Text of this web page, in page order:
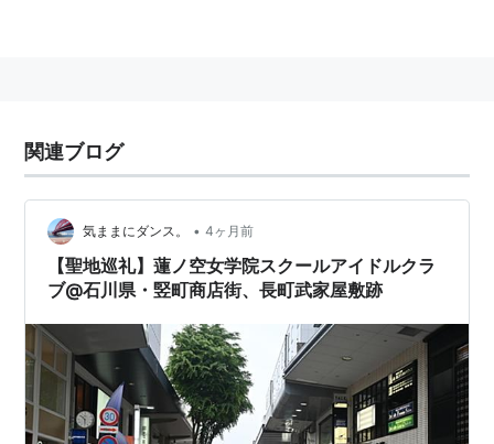
関連ブログ
気ままにダンス。 • 4ヶ月前
【聖地巡礼】蓮ノ空女学院スクールアイドルクラ
ブ@石川県・竪町商店街、長町武家屋敷跡